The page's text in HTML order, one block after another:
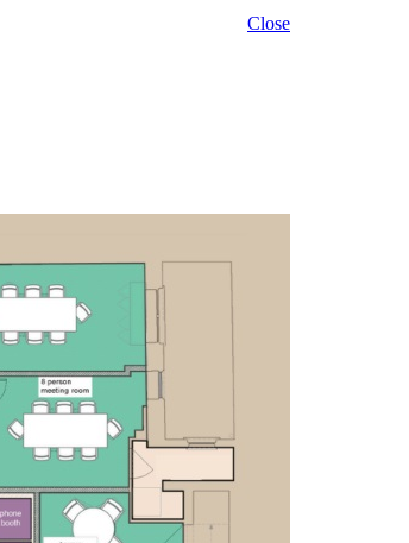
Close